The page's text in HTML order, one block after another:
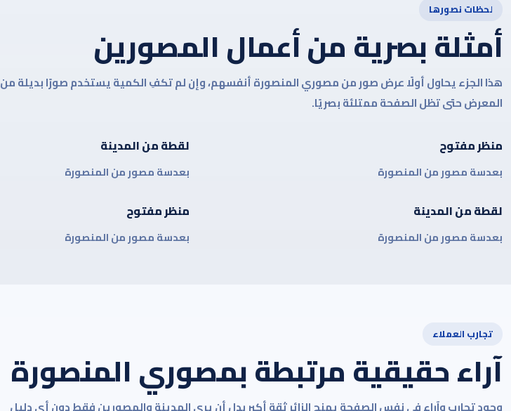
لحظات نصورها
أمثلة بصرية من أعمال المصورين
هذا الجزء يحاول أولًا عرض صور من مصوري المنصورة أنفسهم، وإن لم تكفِ الكمية يستخدم صورًا بديلة من
المعرض حتى تظل الصفحة ممتلئة بصريًا.
منظر مفتوح
بعدسة مصور من المنصورة
لقطة من المدينة
بعدسة مصور من المنصورة
لقطة من المدينة
بعدسة مصور من المنصورة
منظر مفتوح
بعدسة مصور من المنصورة
تجارب العملاء
آراء حقيقية مرتبطة بمصوري المنصورة